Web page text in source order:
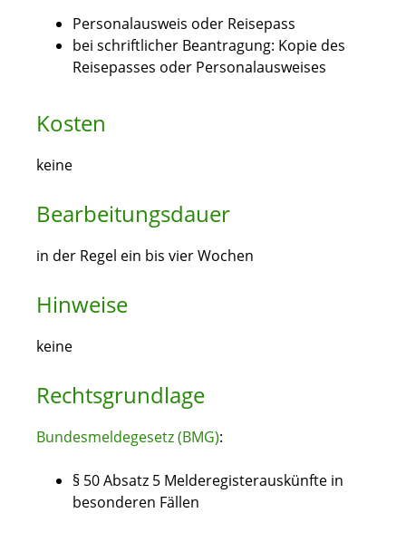
Personalausweis oder Reisepass
bei schriftlicher Beantragung: Kopie des
Reisepasses oder Personalausweises
Kosten
keine
Bearbeitungsdauer
in der Regel ein bis vier Wochen
Hinweise
keine
Rechtsgrundlage
Bundesmeldegesetz (BMG):
§ 50 Absatz 5 Melderegisterauskünfte in
besonderen Fällen